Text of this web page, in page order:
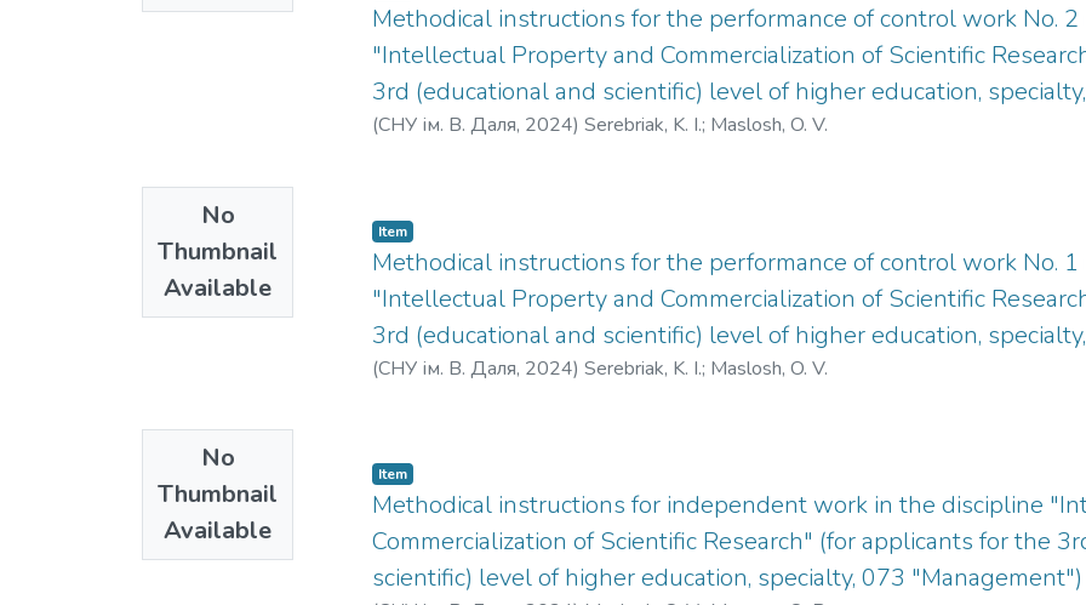
No
Thumbnail
Available
Methodical instructions for the performance of control work No.
"Intellectual Property and Commercialization of Scientific
3rd (educational and scientific) level of higher education,
(СНУ ім. В. Даля, 2024) Serebriak, K. I.; Maslosh, O. V.
No
Thumbnail
Available
Item
Methodical instructions for the performance of control work No.
"Intellectual Property and Commercialization of Scientific
3rd (educational and scientific) level of higher education,
(СНУ ім. В. Даля, 2024) Serebriak, K. I.; Maslosh, O. V.
Item
Methodical instructions for independent work in the discipline
Commercialization of Scientific Research" (for applicants for the
scientific) level of higher education, specialty, 073 "Management")